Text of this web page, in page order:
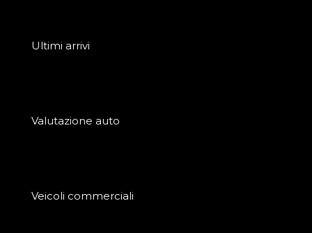
Ultimi arrivi
Valutazione auto
Veicoli commerciali